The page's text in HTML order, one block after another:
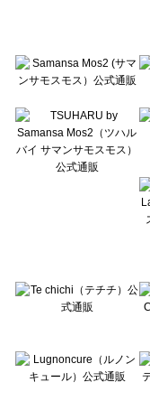
Te chichi（テチチ）の一覧
Te chichi CLASSIC（テチチ
Lugnoncure（ルノンキュール
BETTY'S BLUE（べティーズ
Wpc.（ワールドパーティー）